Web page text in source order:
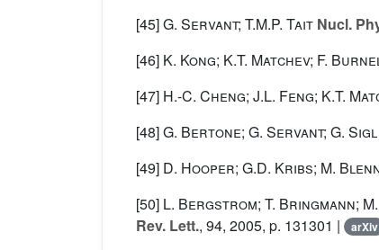
[45]G. Servant; T.M.P. Tait Nucl.
[46] K. Kong; K.T. Matchev; F.
[47] H.-C. Cheng; J.L. Feng; K.T.
[48]G. Bertone; G. Servant; G. Sigl
[49] D. Hooper; G.D. Kribs; M.
[50] L. Bergstrom; T. Bringmann;
Rev. Lett., 94, 2005, p. 131301 | arXiv